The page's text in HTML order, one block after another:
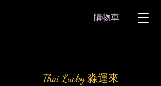
購物車
Thai Lucky 淼運來